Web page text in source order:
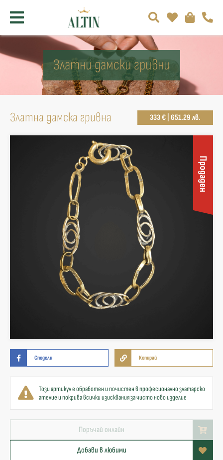
Златни дамски гривни
Златна дамска гривна 333 € | 651.29 лв.
Продаден
Сподели Копирай
Този артикул е обработен и почистен в професионално златарско
ателие и покрива всички изисквания за чисто ново изделие
Поръчай онлайн
Добави в любими